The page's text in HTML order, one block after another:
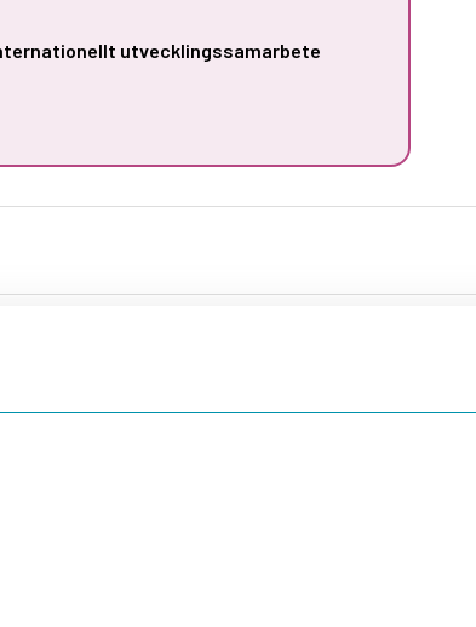
utvecklingssamarbete